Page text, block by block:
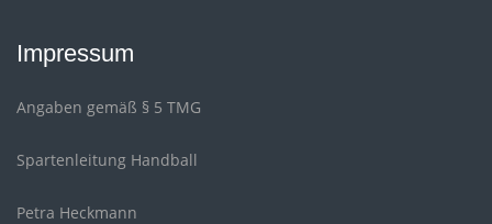
Impressum
Angaben gemäß § 5 TMG
Spartenleitung Handball
Petra Heckmann